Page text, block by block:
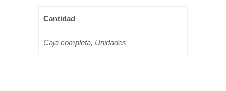
Cantidad
Caja completa, Unidades